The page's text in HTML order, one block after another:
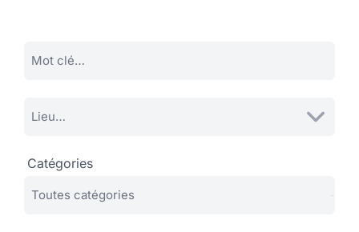
Catégories